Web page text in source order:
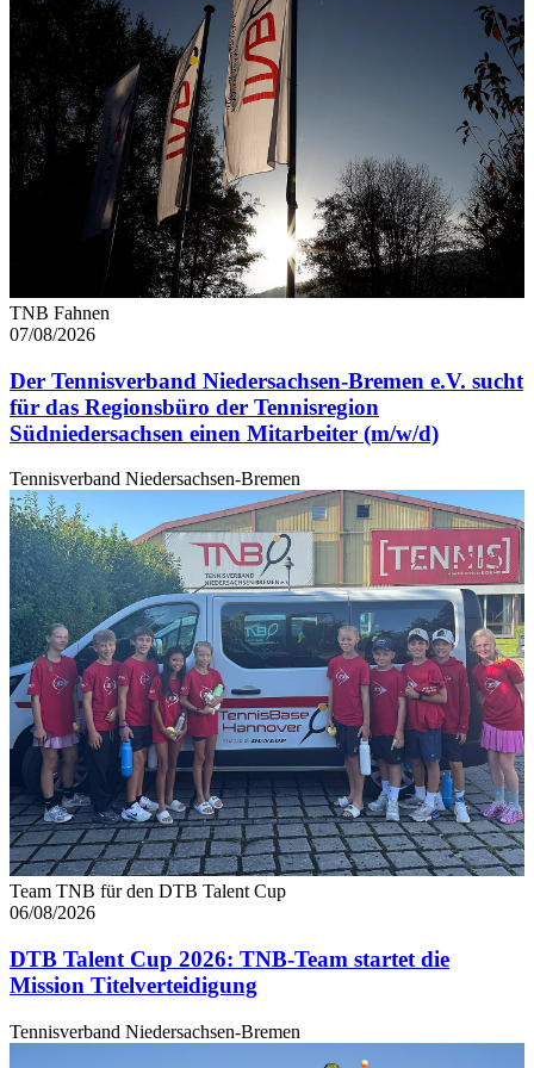
weiteren Daten zusammen, die Sie ihnen bereitgestellt
haben oder die sie im Rahmen Ihrer Nutzung der Dienste
gesammelt haben. Die
Cookie-Einstellungen
können
jederzeit über den Link im Footer aufgerufen und
angepasst werden.
TNB Fahnen
07/08/2026
Der Tennisverband Niedersachsen-Bremen e.V. sucht
für das Regionsbüro der Tennisregion
Südniedersachsen einen Mitarbeiter (m/w/d)
Tennisverband Niedersachsen-Bremen
Team TNB für den DTB Talent Cup
06/08/2026
DTB Talent Cup 2026: TNB-Team startet die
Mission Titelverteidigung
Tennisverband Niedersachsen-Bremen